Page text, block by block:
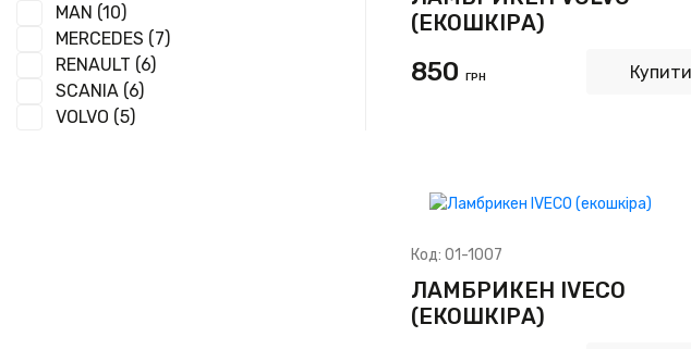
MAN (10)
MERCEDES (7)
RENAULT (6)
SCANIA (6)
VOLVO (5)
(ЕКОШКІРА)
850 ГРН Купити
Код: 01-1007
ЛАМБРИКЕН IVECO
(ЕКОШКІРА)